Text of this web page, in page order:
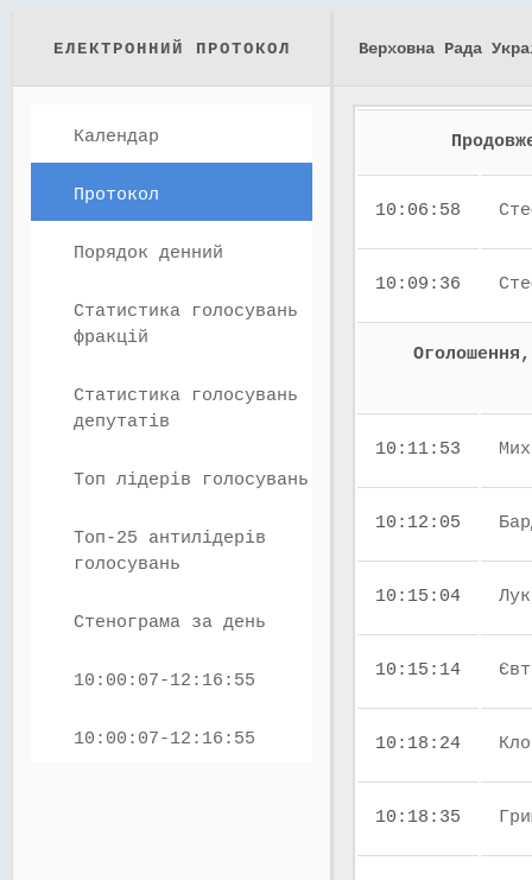
ЕЛЕКТРОННИЙ ПРОТОКОЛ
Календар
Протокол
Порядок денний
Статистика голосувань
фракцій
Статистика голосувань
депутатів
Топ лідерів голосувань
Топ-25 антилідерів
голосувань
Стенограма за день
10:00:07-12:16:55
10:00:07-12:16:55
Верховна Рада
10:06:58
10:09:36
10:11:53
10:12:05
10:15:04
10:15:14
10:18:24
10:18:35